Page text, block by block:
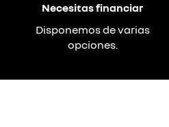
Necesitas financiar
Disponemos de varias
opciones.